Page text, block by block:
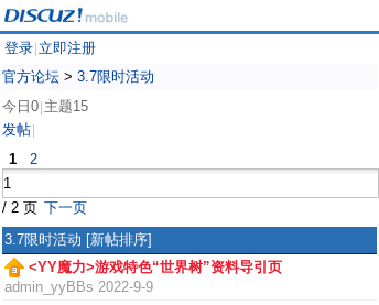
登录 立即注册
官方论坛 > 3.7限时活动
今日0 主题15
发帖
1 2
/ 2 页 下一页
3.7限时活动 [新帖排序]
<YY魔力>游戏特色“世界树”资料导引页
admin_yyBBs 2022-9-9